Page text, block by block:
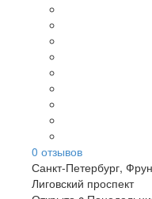
0 отзывов
Санкт-Петербург,
Лиговский проспект